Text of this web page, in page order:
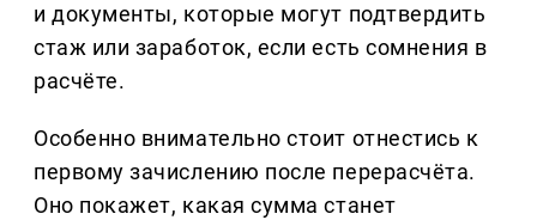
и документы, которые могут подтвердить
стаж или заработок, если есть сомнения в
расчёте.
Особенно внимательно стоит отнестись к
первому зачислению после перерасчёта.
Оно покажет, какая сумма станет